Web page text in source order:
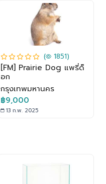
( 1851)
[FM] Prairie Dog แพรี่ด็
อก
กรุงเทพมหานคร
฿9,000
13 ก.พ. 2025